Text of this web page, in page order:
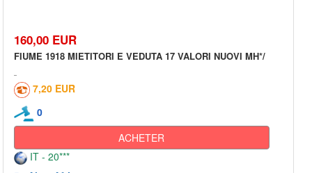
160,00 EUR
FIUME 1918 MIETITORI E VEDUTA 17 VALORI NUOVI MH*/
7,20 EUR
0
ACHETER
IT - 20***